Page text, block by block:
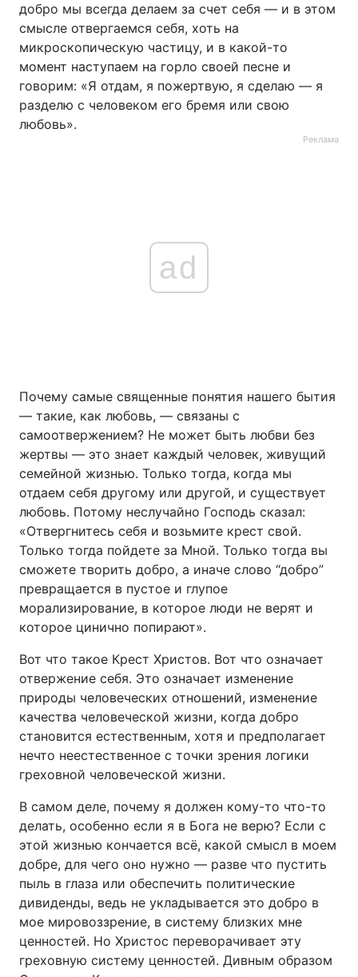
добро мы всегда делаем за счет себя — и в этом
смысле отвергаемся себя, хоть на
микроскопическую частицу, и в какой-то
момент наступаем на горло своей песне и
говорим: «Я отдам, я пожертвую, я сделаю — я
разделю с человеком его бремя или свою
любовь».
Реклама
ad
Почему самые священные понятия нашего бытия
— такие, как любовь, — связаны с
самоотвержением? Не может быть любви без
жертвы — это знает каждый человек, живущий
семейной жизнью. Только тогда, когда мы
отдаем себя другому или другой, и существует
любовь. Потому неслучайно Господь сказал:
«Отвергнитесь себя и возьмите крест свой.
Только тогда пойдете за Мной. Только тогда вы
сможете творить добро, а иначе слово “добро”
превращается в пустое и глупое
морализирование, в которое люди не верят и
которое цинично попирают».
Вот что такое Крест Христов. Вот что означает
отвержение себя. Это означает изменение
природы человеческих отношений, изменение
качества человеческой жизни, когда добро
становится естественным, хотя и предполагает
нечто неестественное с точки зрения логики
греховной человеческой жизни.
В самом деле, почему я должен кому-то что-то
делать, особенно если я в Бога не верю? Если с
этой жизнью кончается всё, какой смысл в моем
добре, для чего оно нужно — разве что пустить
пыль в глаза или обеспечить политические
дивиденды, ведь не укладывается это добро в
мое мировоззрение, в систему близких мне
ценностей. Но Христос переворачивает эту
греховную систему ценностей. Дивным образом